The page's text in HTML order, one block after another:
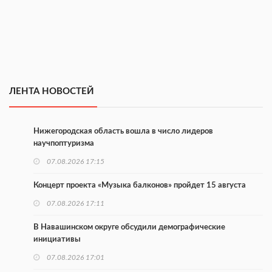
ЛЕНТА НОВОСТЕЙ
Нижегородская область вошла в число лидеров
научпоптуризма
07.08.2026 17:15
Концерт проекта «Музыка балконов» пройдет 15 августа
07.08.2026 17:11
В Навашинском округе обсудили демографические
инициативы
07.08.2026 17:01